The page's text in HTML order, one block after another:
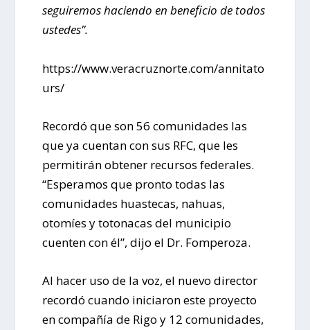
seguiremos haciendo en beneficio de todos
ustedes”.
https://www.veracruznorte.com/annitato
urs/
Recordó que son 56 comunidades las
que ya cuentan con sus RFC, que les
permitirán obtener recursos federales.
“Esperamos que pronto todas las
comunidades huastecas, nahuas,
otomíes y totonacas del municipio
cuenten con él”, dijo el Dr. Fomperoza.
Al hacer uso de la voz, el nuevo director
recordó cuando iniciaron este proyecto
en compañía de Rigo y 12 comunidades,